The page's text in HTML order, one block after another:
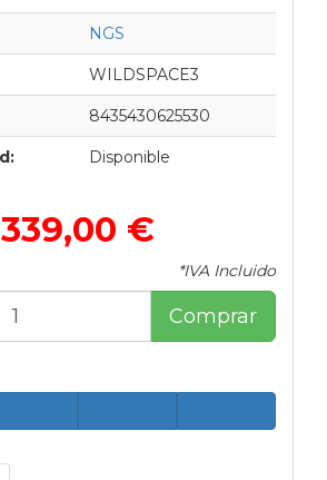
NGS
WILDSPACE3
8435430625530
Disponible
339,00 €
*IVA Incluido
Comprar